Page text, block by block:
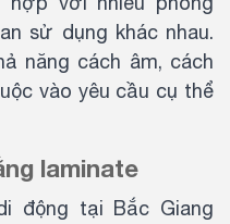
sử dụng khác nhau.
năng cách âm, cách
vào yêu cầu cụ thể
laminate
động tại Bắc Giang